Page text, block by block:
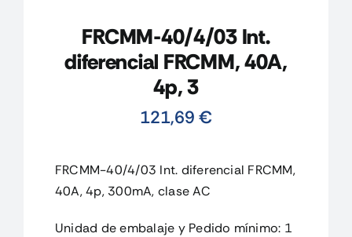
FRCMM-40/4/03 Int.
diferencial FRCMM, 40A,
4p, 3
121,69 €
FRCMM-40/4/03 Int. diferencial FRCMM,
40A, 4p, 300mA, clase AC
Unidad de embalaje y Pedido mínimo: 1